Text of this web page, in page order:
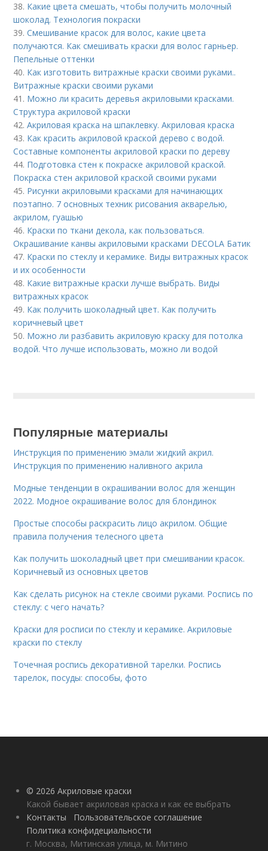
38. Какие цвета смешать, чтобы получить молочный
шоколад. Технология покраски
39.Смешивание красок для волос, какие цвета
получаются. Как смешивать краски для волос гарньер.
Пепельные оттенки
40. Как изготовить витражные краски своими руками..
Витражные краски своими руками
41. Можно ли красить деревья акриловыми красками.
Структура акриловой краски
42.Акриловая краска на шпаклевку. Акриловая краска
43. Как красить акриловой краской дерево с водой.
Составные компоненты акриловой краски по дереву
44. Подготовка стен к покраске акриловой краской.
Покраска стен акриловой краской своими руками
45. Рисунки акриловыми красками для начинающих
поэтапно. 7 основных техник рисования акварелью,
акрилом, гуашью
46. Краски по ткани декола, как пользоваться.
Окрашивание канвы акриловыми красками DECOLA Батик
47. Краски по стеклу и керамике. Виды витражных красок
и их особенности
48. Какие витражные краски лучше выбрать. Виды
витражных красок
49. Как получить шоколадный цвет. Как получить
коричневый цвет
50. Можно ли разбавить акриловую краску для потолка
водой. Что лучше использовать, можно ли водой
Популярные материалы
Инструкция по применению эмали жидкий акрил.
Инструкция по применению наливного акрила
Модные тенденции в окрашивании волос для женщин
2022. Модное окрашивание волос для блондинок
Простые способы раскрасить лицо акрилом. Общие
правила получения телесного цвета
Как получить шоколадный цвет при смешивании красок.
Коричневый из основных цветов
Как сделать рисунок на стекле своими руками. Роспись по
стеклу: с чего начать?
Краски для росписи по стеклу и керамике. Акриловые
краски по стеклу
Точечная роспись декоративной тарелки. Роспись
тарелок, посуды: способы, фото
© 2026 Акриловые краски
Какой бывает акриловая краска и как ее выбрать
Контакты
Пользовательское соглашение
Политика конфидециальности
г. Москва, Митинская улица, м. Митино